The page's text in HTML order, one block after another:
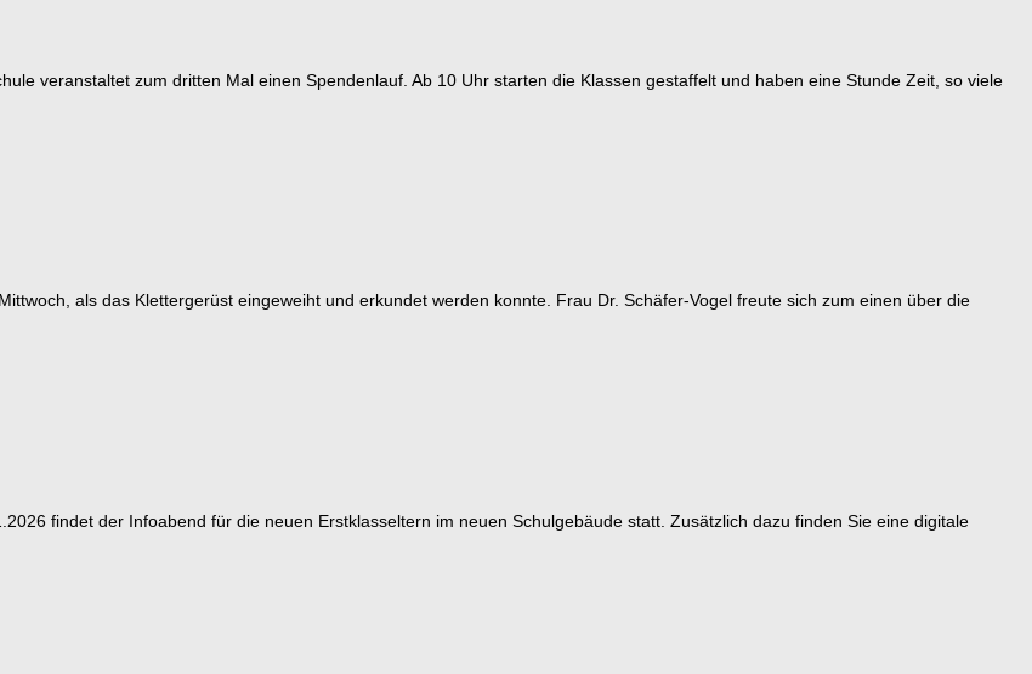
veranstaltet zum dritten Mal einen Spendenlauf. Ab 10 Uhr starten die Klassen gestaffelt und haben eine Stunde Zeit, so viele
als das Klettergerüst eingeweiht und erkundet werden konnte. Frau Dr. Schäfer-Vogel freute sich zum einen über die
findet der Infoabend für die neuen Erstklasseltern im neuen Schulgebäude statt. Zusätzlich dazu finden Sie eine digitale